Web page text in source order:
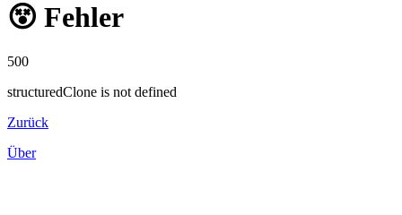
😵 Fehler
500
structuredClone is not defined
Zurück
Über